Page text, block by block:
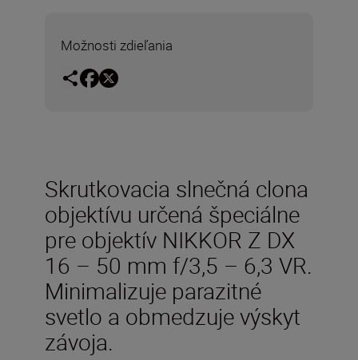
Možnosti zdieľania
Skrutkovacia slnečná clona
objektívu určená špeciálne
pre objektív NIKKOR Z DX
16 – 50 mm f/3,5 – 6,3 VR.
Minimalizuje parazitné
svetlo a obmedzuje výskyt
závoja.